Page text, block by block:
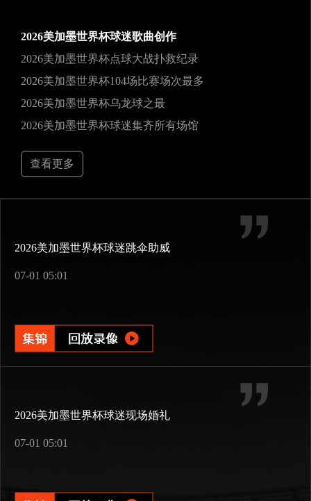
2026美加墨世界杯球迷歌曲创作
2026美加墨世界杯点球大战扑救纪录
2026美加墨世界杯104场比赛场次最多
2026美加墨世界杯乌龙球之最
2026美加墨世界杯球迷集齐所有场馆
查看更多
2026美加墨世界杯球迷跳伞助威
07-01 05:01
2026美加墨世界杯球迷现场婚礼
07-01 05:01